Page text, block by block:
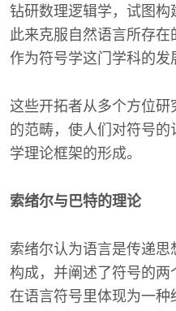
钻研数理逻辑学，试图
此来克服自然语言所存
作为符号学这门学科的发
这些开拓者从多个方位
的范畴，使人们对符号
学理论框架的形成。
索绪尔与巴特的理论
索绪尔认为语言是传递
构成，并阐述了符号的两
在语言符号里体现为一